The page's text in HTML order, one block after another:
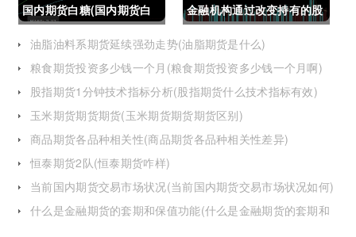
国内期货白糖(国内期货白
糖合约是怎么交割)
金融机构通过改变持有的股
指期货合约(股指期货合约
最长持有多久)
油脂油料系期货延续强劲走势(油脂期货是什么)
粮食期货投资多少钱一个月(粮食期货投资多少钱一个月啊)
股指期货1分钟技术指标分析(股指期货什么技术指标有效)
玉米期货期货期货(玉米期货期货期货区别)
商品期货各品种相关性(商品期货各品种相关性差异)
恒泰期货2队(恒泰期货咋样)
当前国内期货交易市场状况(当前国内期货交易市场状况如何)
什么是金融期货的套期和保值功能(什么是金融期货的套期和